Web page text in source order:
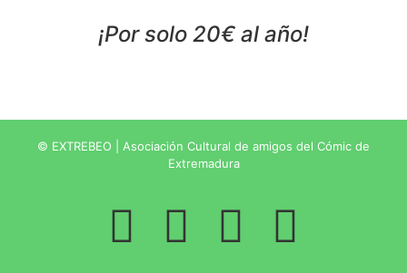
¡Por solo 20€ al año!
© EXTREBEO | Asociación Cultural de amigos del Cómic de
Extremadura